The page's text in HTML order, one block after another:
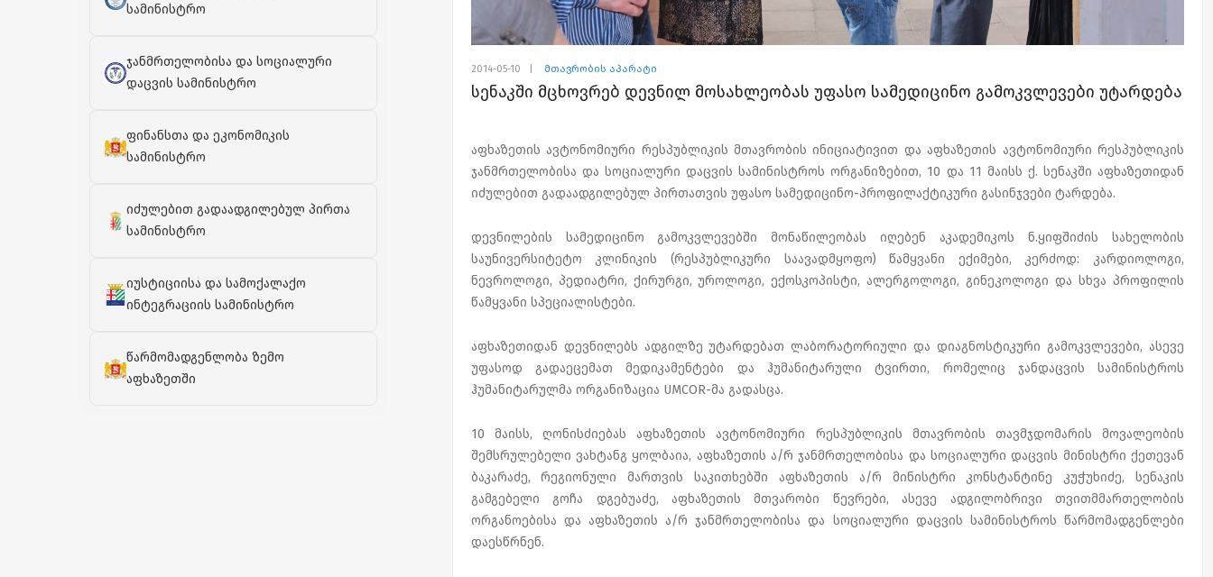
სამინისტრო
ჯანმრთელობისა და სოციალური
დაცვის სამინისტრო
ფინანსთა და ეკონომიკის
სამინისტრო
იძულებით გადაადგილებულ პირთა
სამინისტრო
იუსტიციისა და სამოქალაქო
ინტეგრაციის სამინისტრო
წარმომადგენლობა ზემო
აფხაზეთში
2014-05-10 მთავრობის აპარატი
სენაკში მცხოვრებ დევნილ მოსახლეობას უფასო სამედიცინო გამოკვლევები უტარდება
აფხაზეთის ავტონომიური რესპუბლიკის მთავრობის ინიციატივით და აფხაზეთის ავტონომიური რესპუბლიკის
ჯანმრთელობისა და სოციალური დაცვის სამინისტროს ორგანიზებით, 10 და 11 მაისს ქ. სენაკში აფხაზეთიდან
იძულებით გადაადგილებულ პირთათვის უფასო სამედიცინო-პროფილაქტიკური გასინჯვები ტარდება.
დევნილების სამედიცინო გამოკვლევებში მონაწილეობას იღებენ აკადემიკოს ნ.ყიფშიძის სახელობის
საუნივერსიტეტო კლინიკის (რესპუბლიკური საავადმყოფო) წამყვანი ექიმები, კერძოდ: კარდიოლოგი,
ნევროლოგი, პედიატრი, ქირურგი, უროლოგი, ექოსკოპისტი, ალერგოლოგი, გინეკოლოგი და სხვა პროფილის
წამყვანი სპეციალისტები.
აფხაზეთიდან დევნილებს ადგილზე უტარდებათ ლაბორატორიული და დიაგნოსტიკური გამოკვლევები, ასევე
უფასოდ გადაეცემათ მედიკამენტები და ჰუმანიტარული ტვირთი, რომელიც ჯანდაცვის სამინისტროს
ჰუმანიტარულმა ორგანიზაცია UMCOR-მა გადასცა.
10 მაისს, ღონისძიებას აფხაზეთის ავტონომიური რესპუბლიკის მთავრობის თავმჯდომარის მოვალეობის
შემსრულებელი ვახტანგ ყოლბაია, აფხაზეთის ა/რ ჯანმრთელობისა და სოციალური დაცვის მინისტრი ქეთევან
ბაკარაძე, რეგიონული მართვის საკითხებში აფხაზეთის ა/რ მინისტრი კონსტანტინე კუჭუხიძე, სენაკის
გამგებელი გოჩა დგებუაძე, აფხაზეთის მთვარობი წევრები, ასევე ადგილობრივი თვითმმართელობის
ორგანოებისა და აფხაზეთის ა/რ ჯანმრთელობისა და სოციალური დაცვის სამინისტროს წარმომადგენლები
დაესწრნენ.